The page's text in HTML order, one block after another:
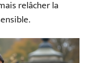
relâcher la